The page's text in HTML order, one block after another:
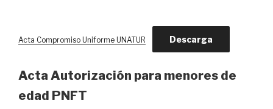
Acta Compromiso Uniforme UNATUR Descarga
Acta Autorización para menores de
edad PNFT